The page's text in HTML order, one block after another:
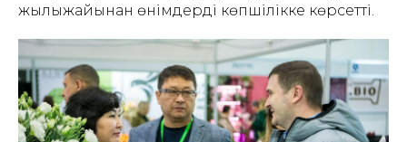
жылыжайынан өнімдерді көпшілікке көрсетті.